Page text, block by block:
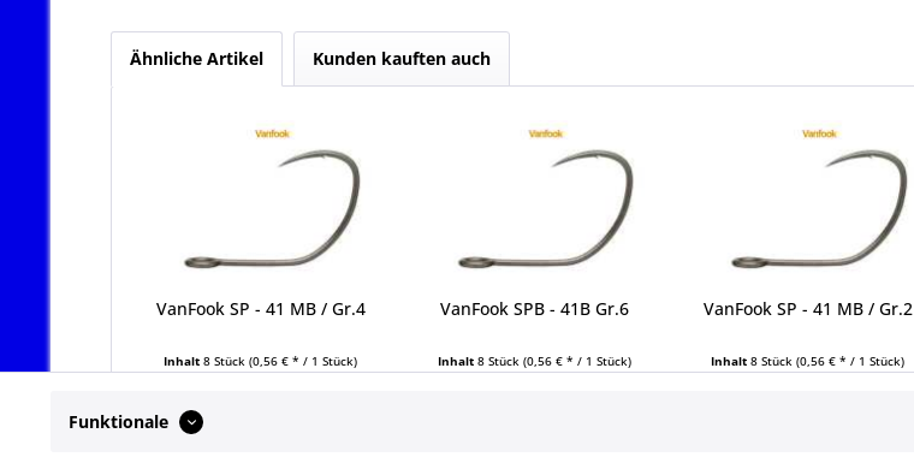
Ähnliche Artikel Kunden kauften auch
VanFook SP - 41 MB / Gr.4
Inhalt8 Stück(0,56 € * / 1 Stück)
VanFook SPB - 41B Gr.6
Inhalt 8 Stück (0,56 € * / 1 Stück)
VanFook SP - 41 MB / Gr.2
Inhalt8 Stück(0,56 € * / 1 Stück)
Funktionale